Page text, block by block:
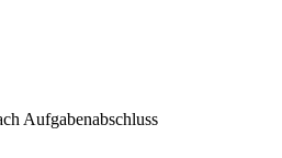
Aufgabenabschluss